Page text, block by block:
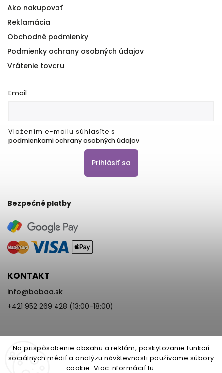
Na prispôsobenie obsahu a reklám, poskytovanie funkcií
sociálnych médií a analýzu návštevnosti používame súbory
cookie. Viac informáciítu.
Ako nakupovať
Reklamácia
Obchodné podmienky
Podmienky ochrany osobných údajov
Vrátenie tovaru
Email
Vložením e-mailu súhlasíte s
podmienkami ochrany osobných údajov
Prihlásiť sa
Bezpečné platby
KONTAKT
info@bobaa.sk
+421 952 269 428 (13:00-18:00)